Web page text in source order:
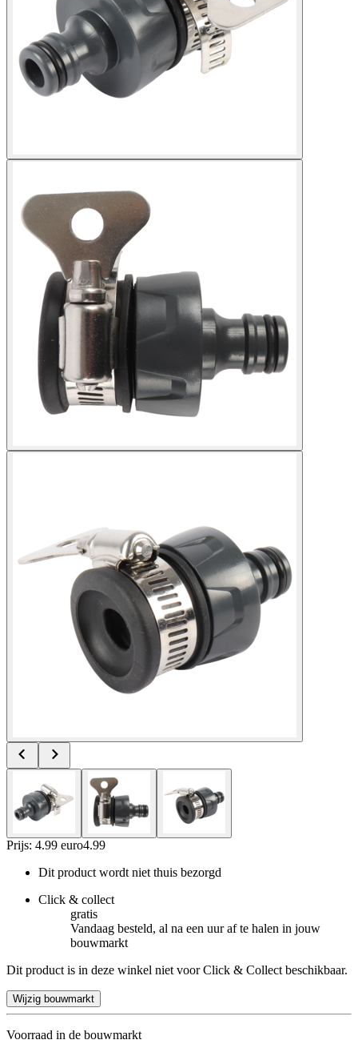
Prijs: 4.99 euro4.99
Dit product wordt niet thuis bezorgd
Click & collect
gratis
Vandaag besteld, al na een uur af te halen in jouw
bouwmarkt
Dit product is in deze winkel niet voor Click & Collect beschikbaar.
Wijzig bouwmarkt
Voorraad in de bouwmarkt